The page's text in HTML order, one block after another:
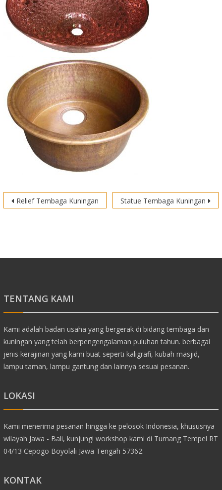
Post
Relief Tembaga Kuningan Statue Tembaga Kuningan
TENTANG KAMI
Kami adalah badan usaha yang bergerak di bidang tembaga dan
kuningan yang telah berpengengalaman puluhan tahun. berbagai
jenis kerajinan yang kami buat seperti kaligrafi, kubah masjid,
lampu taman, lampu gantung dan lainnya sesuai pesanan.
LOKASI
Kami menerima pesanan hingga ke pelosok Indonesia, khususnya
wilayah Jawa - Bali, kunjungi workshop kami di Tumang Tempel RT
04/13 Cepogo Boyolali Jawa Tengah 57362.
KONTAK